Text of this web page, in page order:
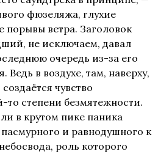
фюзеляжа, глухие
порывы ветра. Заголовок
не исключаем, давал
очередь из-за его
Ведь в воздухе, там, наверху,
чувство
то степени безмятежности.
в крутом пике паника
и равнодушного к
роль которого